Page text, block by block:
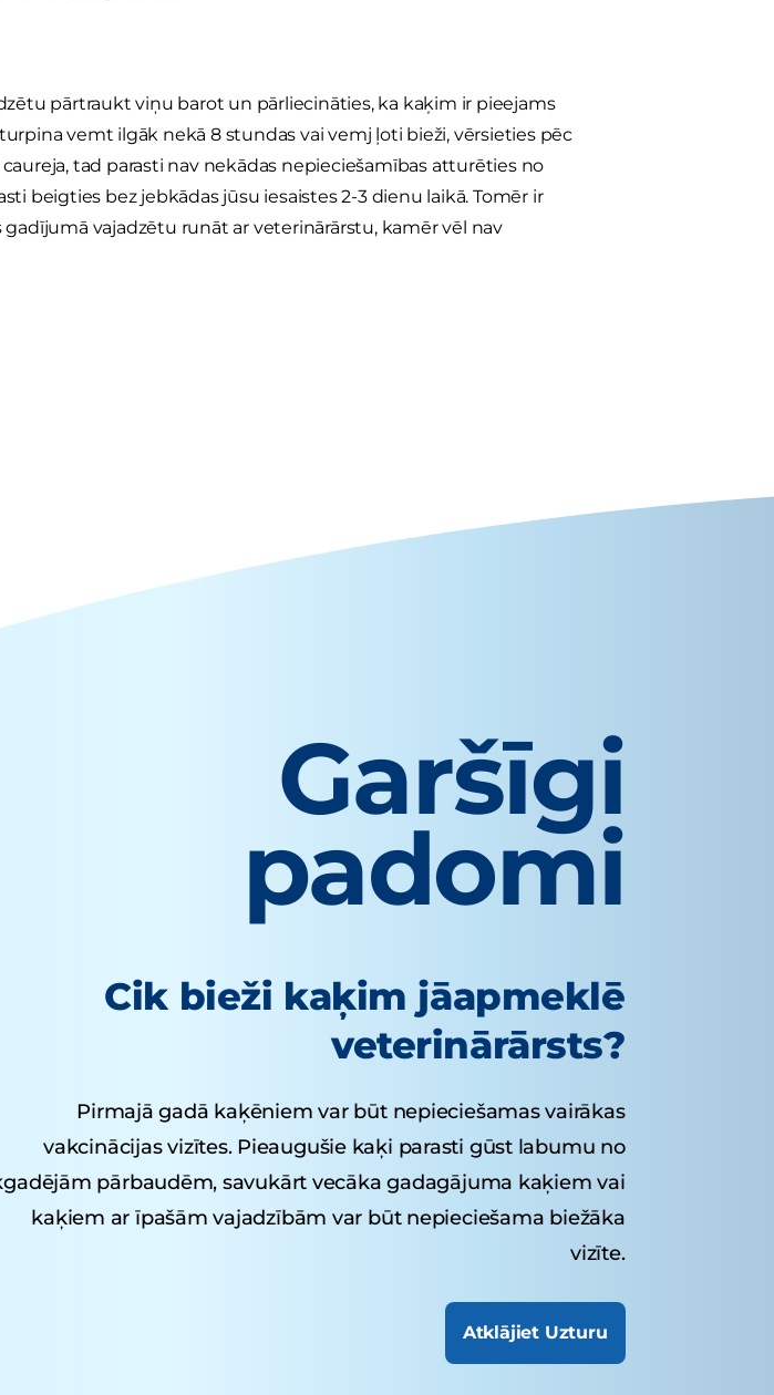
pārtraukt viņu barot un pārliecināties, ka kaķim ir pieejams
vemt ilgāk nekā 8 stundas vai vemj ļoti bieži, vērsieties pēc
tad parasti nav nekādas nepieciešamības atturēties no
beigties bez jebkādas jūsu iesaistes 2-3 dienu laikā. Tomēr ir
vajadzētu runāt ar veterinārārstu, kamēr vēl nav
Garšīgi
padomi
Cik bieži kaķim jāapmeklē
veterinārārsts?
Pirmajā gadā kaķēniem var būt nepieciešamas vairākas
vakcinācijas vizītes. Pieaugušie kaķi parasti gūst labumu no
pārbaudēm, savukārt vecāka gadagājuma kaķiem vai
kaķiem ar īpašām vajadzībām var būt nepieciešama biežāka
vizīte.
Atklājiet Uzturu